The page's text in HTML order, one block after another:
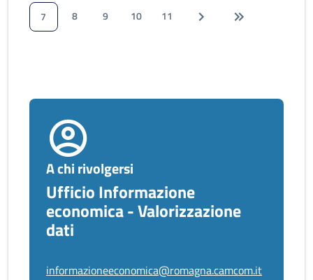
7
8 9 10 11
A chi rivolgersi
Ufficio Informazione
economica - Valorizzazione
dati
informazioneeconomica@romagna.camcom.it